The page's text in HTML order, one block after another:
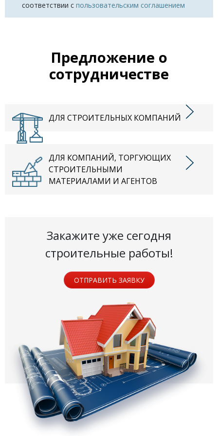
соответствии с пользовательским соглашением
Предложение о
сотрудничестве
ДЛЯ СТРОИТЕЛЬНЫХ КОМПАНИЙ
ДЛЯ КОМПАНИЙ, ТОРГУЮЩИХ
СТРОИТЕЛЬНЫМИ
МАТЕРИАЛАМИ И АГЕНТОВ
Закажите уже сегодня
строительные работы!
ОТПРАВИТЬ ЗАЯВКУ